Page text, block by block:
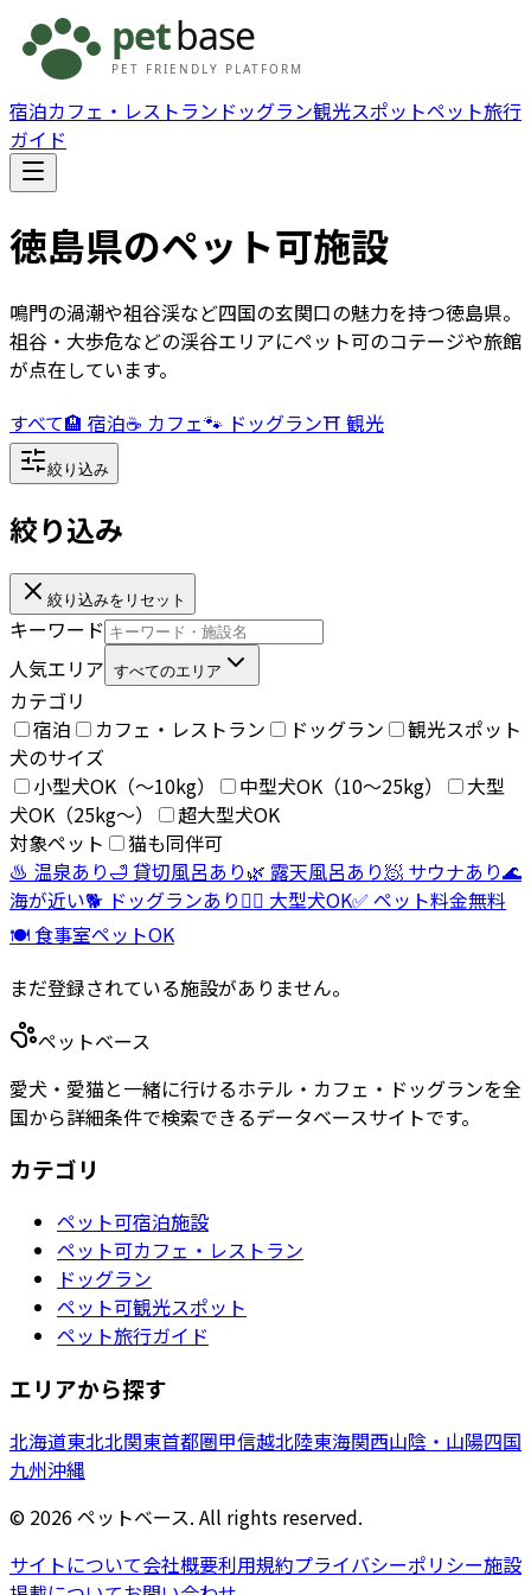
宿泊カフェ・レストラン ドッグラン観光スポットペット旅行
ガイド
徳島県のペット可施設
鳴門の渦潮や祖谷渓など四国の玄関口の魅力を持つ徳島県。
祖谷・大歩危などの渓谷エリアにペット可のコテージや旅館
が点在しています。
すべて🏨 宿泊☕ カフェ🐾 ドッグラン⛩️ 観光
絞り込み
絞り込み
絞り込みをリセット
キーワード
人気エリア すべてのエリア
カテゴリ
宿泊
カフェ・レストラン ドッグラン
観光スポット
犬のサイズ
小型犬OK（〜10kg）
中型犬OK（10〜25kg）
大型
犬OK（25kg〜）
超大型犬OK
対象ペット
猫も同伴可
♨️ 温泉あり🛁 貸切風呂あり🌿 露天風呂あり🧖 サウナあり🌊
海が近い🐕 ドッグランあり🐕‍🦺 大型犬OK✅ ペット料金無料
🍽️ 食事室ペットOK
まだ登録されている施設がありません。
ペットベース
愛犬・愛猫と一緒に行けるホテル・カフェ・ドッグランを全
国から詳細条件で検索できるデータベースサイトです。
カテゴリ
ペット可宿泊施設
ペット可カフェ・レストラン
ドッグラン
ペット可観光スポット
ペット旅行ガイド
エリアから探す
北海道東北北関東首都圏甲信越北陸東海関西山陰・山陽四国
九州沖縄
© 2026ペットベース. All rights reserved.
サイトについて会社概要利用規約プライバシーポリシー施設